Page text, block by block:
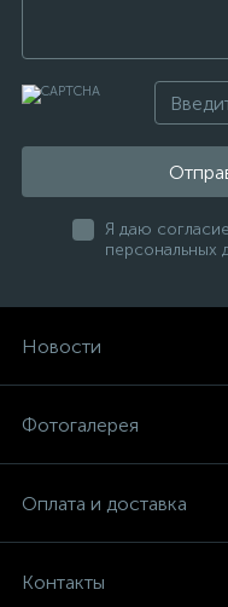
Я даю
персональных
Новости
Фотогалерея
Оплата и доставка
Контакты